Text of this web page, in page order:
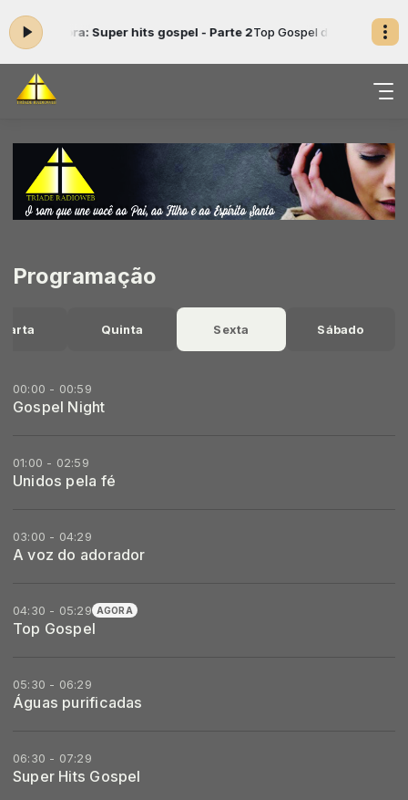
agora: Super hits gospel - Parte 2Top Gospel das 04:30 às
Programação
Quinta Sexta Sábado
00:00 - 00:59
Gospel Night
01:00 - 02:59
Unidos pela fé
03:00 - 04:29
A voz do adorador
04:30 - 05:29 AGORA
Top Gospel
05:30 - 06:29
Águas purificadas
06:30 - 07:29
Super Hits Gospel